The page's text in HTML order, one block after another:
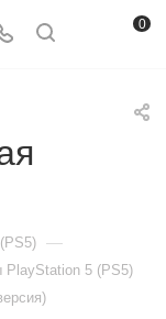
0
—
PlayStation 5 (PS5)